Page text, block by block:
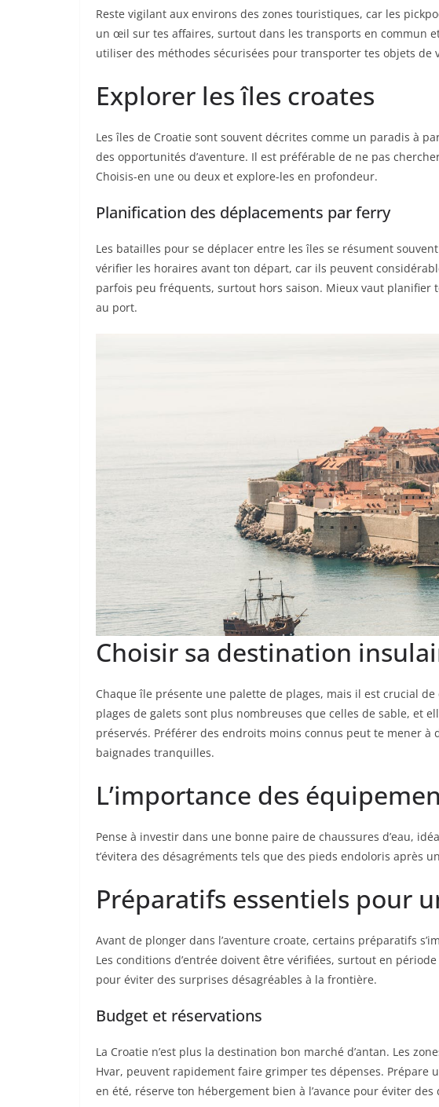
Reste vigilant aux environs des zones touristiques, car les
un œil sur tes affaires, surtout dans les transports en commun
utiliser des méthodes sécurisées pour transporter tes objets de
Explorer les îles croates
Les îles de Croatie sont souvent décrites comme un paradis à
des opportunités d’aventure. Il est préférable de ne pas
Choisis-en une ou deux et explore-les en profondeur.
Planification des déplacements par ferry
Les batailles pour se déplacer entre les îles se résument
vérifier les horaires avant ton départ, car ils peuvent
parfois peu fréquents, surtout hors saison. Mieux vaut
au port.
Choisir sa destination
Chaque île présente une palette de plages, mais il est crucial
plages de galets sont plus nombreuses que celles de sable, et
préservés. Préférer des endroits moins connus peut te mener à
baignades tranquilles.
L’importance des
Pense à investir dans une bonne paire de chaussures d’eau,
t’évitera des désagréments tels que des pieds endoloris après
Préparatifs essentiels pour
Avant de plonger dans l’aventure croate, certains préparatifs
Les conditions d’entrée doivent être vérifiées, surtout en
pour éviter des surprises désagréables à la frontière.
Budget et réservations
La Croatie n’est plus la destination bon marché d’antan. Les
Hvar, peuvent rapidement faire grimper tes dépenses.
en été, réserve ton hébergement bien à l’avance pour éviter des